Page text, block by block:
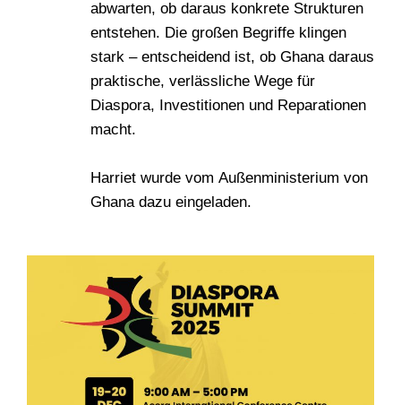
abwarten, ob daraus konkrete Strukturen
entstehen. Die großen Begriffe klingen
stark – entscheidend ist, ob Ghana daraus
praktische, verlässliche Wege für
Diaspora, Investitionen und Reparationen
macht.
Harriet wurde vom Außenministerium von
Ghana dazu eingeladen.